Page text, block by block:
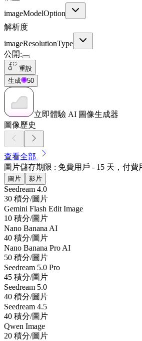
imageModelOption
解析度
imageResolutionType
公開:
重設
生成
50
立即體驗 AI 圖像生成器
圖像歷史
查看全部
圖片儲存期限 : 免費用戶 - 15 天，付費
圖片 影片
Seedream 4.0
30 積分/圖片
Gemini Flash Edit Image
10 積分/圖片
Nano Banana AI
40 積分/圖片
Nano Banana Pro AI
50 積分/圖片
Seedream 5.0 Pro
45 積分/圖片
Seedream 5.0
40 積分/圖片
Seedream 4.5
40 積分/圖片
Qwen Image
20 積分/圖片